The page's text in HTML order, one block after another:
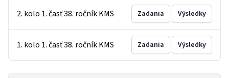
2. kolo 1. časť 38. ročník KMS Zadania Výsledky
1. kolo 1. časť 38. ročník KMS Zadania Výsledky